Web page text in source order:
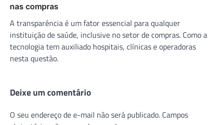
nas compras
A transparência é um fator essencial para qualquer
instituição de saúde, inclusive no setor de compras. Como a
tecnologia tem auxiliado hospitais, clínicas e operadoras
nesta questão.
Deixe um comentário
O seu endereço de e-mail não será publicado. Campos